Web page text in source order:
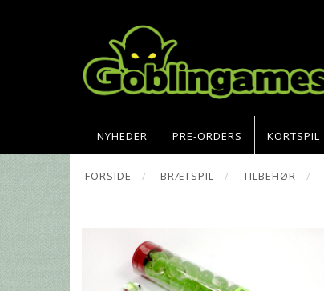
NYHEDER PRE-ORDERS KORTSPIL
FORSIDE BRÆTSPIL TILBEHØR